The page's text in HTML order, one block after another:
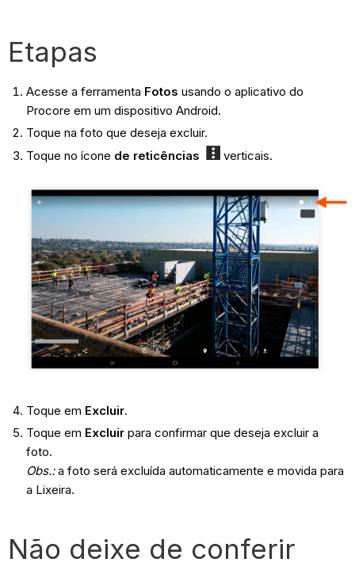
Etapas
Acesse a ferramenta Fotos usando o aplicativo do
Procore em um dispositivo Android.
Toque na foto que deseja excluir.
Toque no ícone de reticências verticais.
Toque em Excluir.
Toque em Excluirpara confirmar que deseja excluir a
foto.
Obs.:a foto será excluída automaticamente e movida para
a Lixeira.
Não deixe de conferir